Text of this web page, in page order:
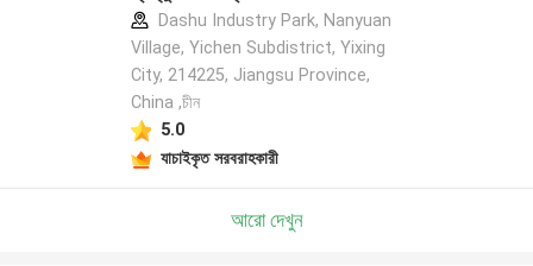
Dashu Industry Park, Nanyuan
Village, Yichen Subdistrict, Yixing
City, 214225, Jiangsu Province,
China ,চীন
5.0
যাচাইকৃত সরবরাহকারী
আরো দেখুন